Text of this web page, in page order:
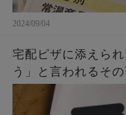
2024/09/04
宅配ピザに添えら
う」と言われるそ